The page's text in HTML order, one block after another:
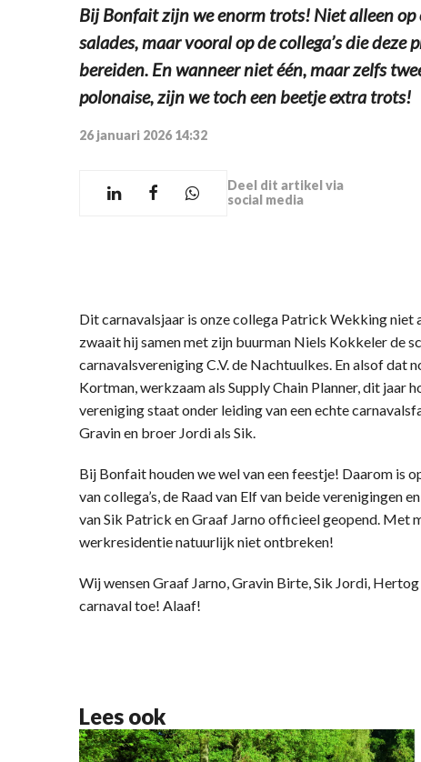
Bij Bonfait zijn we enorm trots! Niet alleen
salades, maar vooral op de collega’s die
bereiden. En wanneer niet één, maar zelfs
polonaise, zijn we toch een beetje extra trots!
26 januari 2026 14:32
Deel dit artikel via
social media
Dit carnavalsjaar is onze collega Patrick Wekking niet
zwaait hij samen met zijn buurman Niels Kokkeler de
carnavalsvereniging C.V. de Nachtuulkes. En alsof dat
Kortman, werkzaam als Supply Chain Planner, dit jaar
vereniging staat onder leiding van een echte
Gravin en broer Jordi als Sik.
Bij Bonfait houden we wel van een feestje! Daarom is
van collega’s, de Raad van Elf van beide verenigingen
van Sik Patrick en Graaf Jarno officieel geopend. Met
werkresidentie natuurlijk niet ontbreken!
Wij wensen Graaf Jarno, Gravin Birte, Sik Jordi,
carnaval toe! Alaaf!
Lees ook